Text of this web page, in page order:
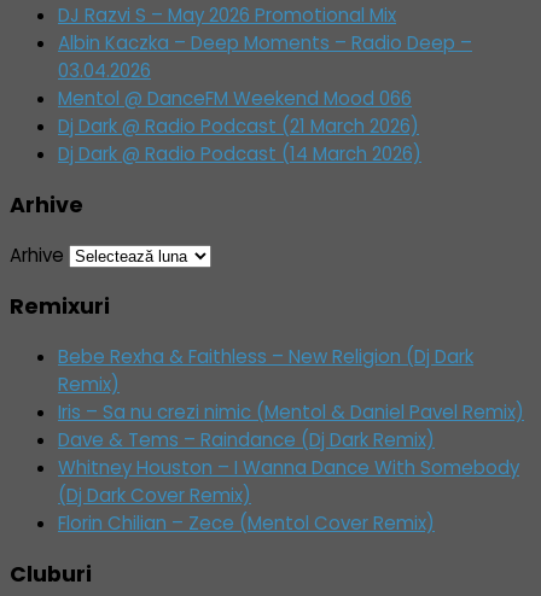
DJ Razvi S – May 2026 Promotional Mix
Albin Kaczka – Deep Moments – Radio Deep –
03.04.2026
Mentol @ DanceFM Weekend Mood 066
Dj Dark @ Radio Podcast (21 March 2026)
Dj Dark @ Radio Podcast (14 March 2026)
Arhive
Arhive
Remixuri
Bebe Rexha & Faithless – New Religion (Dj Dark
Remix)
Iris – Sa nu crezi nimic (Mentol & Daniel Pavel Remix)
Dave & Tems – Raindance (Dj Dark Remix)
Whitney Houston – I Wanna Dance With Somebody
(Dj Dark Cover Remix)
Florin Chilian – Zece (Mentol Cover Remix)
Cluburi